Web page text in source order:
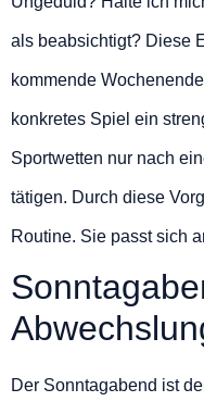
als beabsichtigt? Diese
kommende
konkretes Spiel ein
Sportwetten nur nach
tätigen. Durch diese
Routine. Sie passt sich
Der Sonntagabend ist